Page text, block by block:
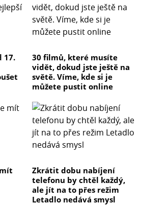
17.
30 filmů, které musíte
vidět, dokud jste ještě na
světě. Víme, kde si je
můžete pustit online
Zkrátit dobu nabíjení
telefonu by chtěl každý,
ale jít na to přes režim
Letadlo nedává smysl